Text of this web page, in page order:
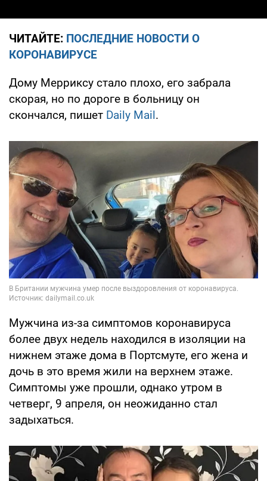
ЧИТАЙТЕ: ПОСЛЕДНИЕ НОВОСТИ О
КОРОНАВИРУСЕ
Дому Мерриксу стало плохо, его забрала
скорая, но по дороге в больницу он
скончался, пишет Daily Mail.
Мужчина из-за симптомов коронавируса
более двух недель находился в изоляции на
нижнем этаже дома в Портсмуте, его жена и
дочь в это время жили на верхнем этаже.
Симптомы уже прошли, однако утром в
четверг, 9 апреля, он неожиданно стал
задыхаться.